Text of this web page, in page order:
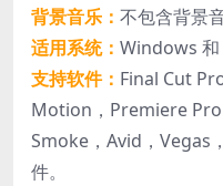
背景音乐： 不包含背景
适用系统： Windows 和
支持软件： Final Cut
Motion，Premiere
Smoke，Avid，Vegas
件。